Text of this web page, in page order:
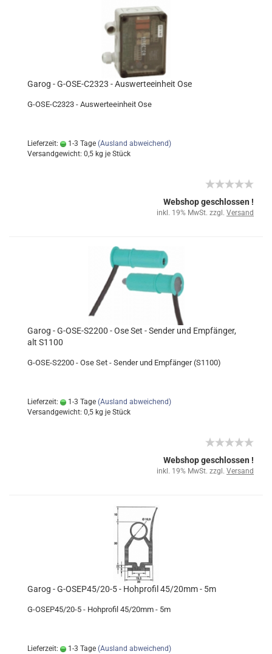
Garog - G-OSE-C2323 - Auswerteeinheit Ose
G-OSE-C2323 - Auswerteeinheit Ose
Lieferzeit: 1-3 Tage (Ausland abweichend)
Versandgewicht: 0,5 kg je Stück
Webshop geschlossen !
inkl. 19% MwSt. zzgl. Versand
Garog - G-OSE-S2200 - Ose Set - Sender und Empfänger,
alt S1100
G-OSE-S2200 - Ose Set - Sender und Empfänger (S1100)
Lieferzeit: 1-3 Tage (Ausland abweichend)
Versandgewicht: 0,5 kg je Stück
Webshop geschlossen !
inkl. 19% MwSt. zzgl. Versand
Garog - G-OSEP45/20-5 - Hohprofil 45/20mm - 5m
G-OSEP45/20-5 - Hohprofil 45/20mm - 5m
Lieferzeit: 1-3 Tage (Ausland abweichend)